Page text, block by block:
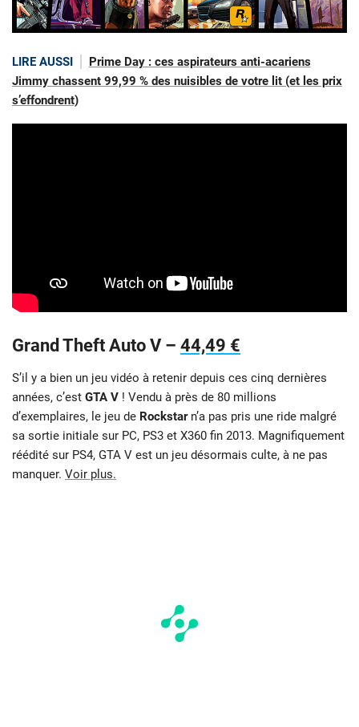
LIRE AUSSI
Prime Day : ces aspirateurs anti-acariens
Jimmy chassent 99,99 % des nuisibles de votre lit (et les prix
s’effondrent)
Grand Theft Auto V – 44,49 €
S’il y a bien un jeu vidéo à retenir depuis ces cinq dernières
années, c’est GTA V ! Vendu à près de 80 millions
d’exemplaires, le jeu de Rockstarn’a pas pris une ride malgré
sa sortie initiale sur PC, PS3 et X360 fin 2013. Magnifiquement
réédité sur PS4, GTA V est un jeu désormais culte, à ne pas
manquer. Voir plus.